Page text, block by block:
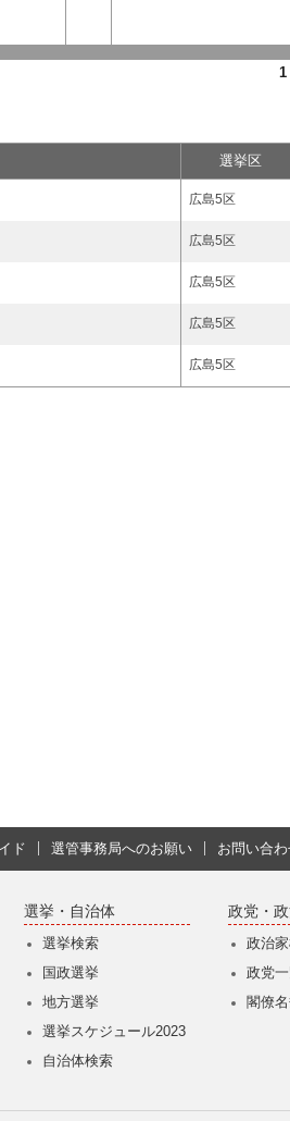
1
選挙区
広島5区
広島5区
広島5区
広島5区
広島5区
ド 選管事務局へのお願い お問い合
選挙・自治体
選挙検索
国政選挙
地方選挙
選挙スケジュール2023
自治体検索
政党・
政治
政党
閣僚